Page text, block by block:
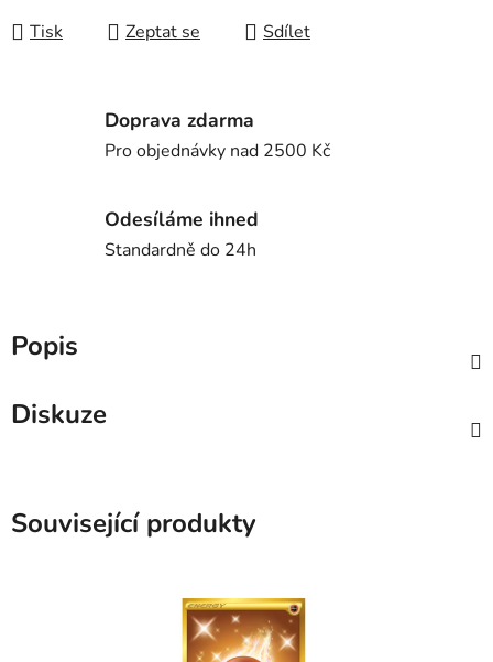
Tisk Zeptat se Sdílet
Doprava zdarma
Pro objednávky nad 2500 Kč
Odesíláme ihned
Standardně do 24h
Popis
Diskuze
Související produkty